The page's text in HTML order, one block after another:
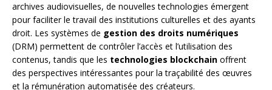
archives audiovisuelles, de nouvelles technologies émergent
pour faciliter le travail des institutions culturelles et des ayants
droit. Les systèmes de gestion des droits numériques
(DRM) permettent de contrôler l’accès et l’utilisation des
contenus, tandis que les technologies blockchain offrent
des perspectives intéressantes pour la traçabilité des œuvres
et la rémunération automatisée des créateurs.